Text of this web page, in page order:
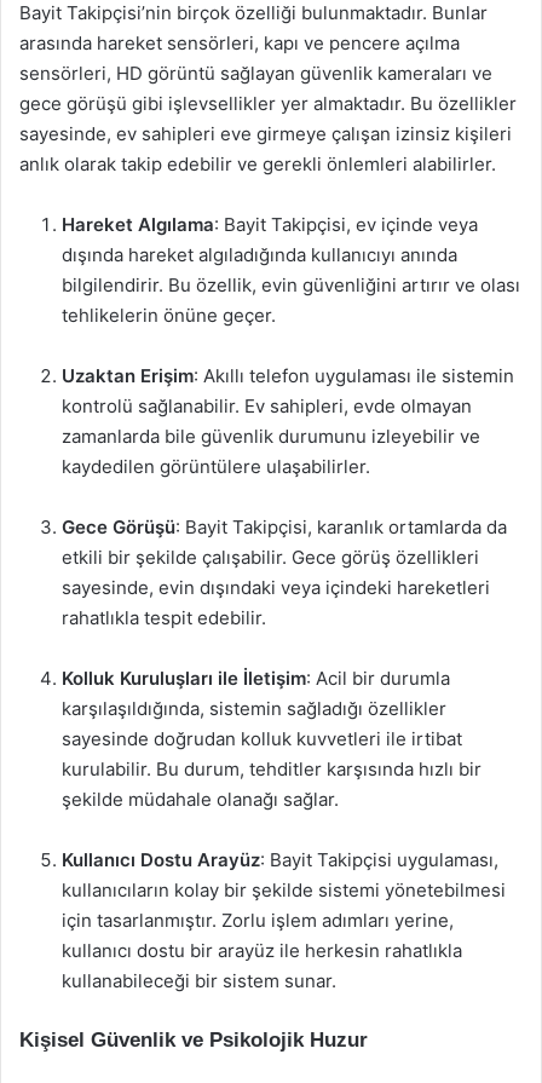
Bayit Takipçisi’nin birçok özelliği bulunmaktadır. Bunlar
arasında hareket sensörleri, kapı ve pencere açılma
sensörleri, HD görüntü sağlayan güvenlik kameraları ve
gece görüşü gibi işlevsellikler yer almaktadır. Bu özellikler
sayesinde, ev sahipleri eve girmeye çalışan izinsiz kişileri
anlık olarak takip edebilir ve gerekli önlemleri alabilirler.
Hareket Algılama: Bayit Takipçisi, ev içinde veya
dışında hareket algıladığında kullanıcıyı anında
bilgilendirir. Bu özellik, evin güvenliğini artırır ve olası
tehlikelerin önüne geçer.
Uzaktan Erişim: Akıllı telefon uygulaması ile sistemin
kontrolü sağlanabilir. Ev sahipleri, evde olmayan
zamanlarda bile güvenlik durumunu izleyebilir ve
kaydedilen görüntülere ulaşabilirler.
Gece Görüşü: Bayit Takipçisi, karanlık ortamlarda da
etkili bir şekilde çalışabilir. Gece görüş özellikleri
sayesinde, evin dışındaki veya içindeki hareketleri
rahatlıkla tespit edebilir.
Kolluk Kuruluşları ile İletişim: Acil bir durumla
karşılaşıldığında, sistemin sağladığı özellikler
sayesinde doğrudan kolluk kuvvetleri ile irtibat
kurulabilir. Bu durum, tehditler karşısında hızlı bir
şekilde müdahale olanağı sağlar.
Kullanıcı Dostu Arayüz: Bayit Takipçisi uygulaması,
kullanıcıların kolay bir şekilde sistemi yönetebilmesi
için tasarlanmıştır. Zorlu işlem adımları yerine,
kullanıcı dostu bir arayüz ile herkesin rahatlıkla
kullanabileceği bir sistem sunar.
Kişisel Güvenlik ve Psikolojik Huzur